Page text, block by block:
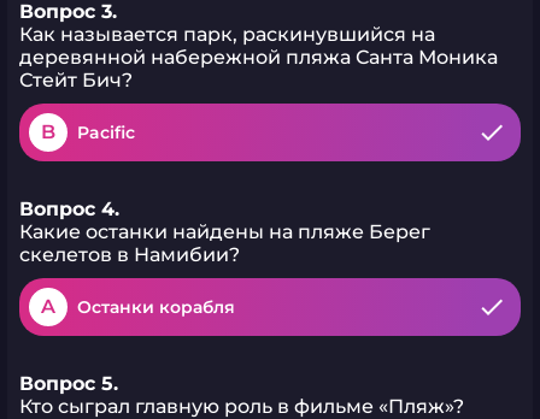
Вопрос 3.
Как называется парк, раскинувшийся на
деревянной набережной пляжа Санта Моника
Стейт Бич?
B Pacific
Вопрос 4.
Какие останки найдены на пляже Берег
скелетов в Намибии?
A Останки корабля
Вопрос 5.
Кто сыграл главную роль в фильме «Пляж»?